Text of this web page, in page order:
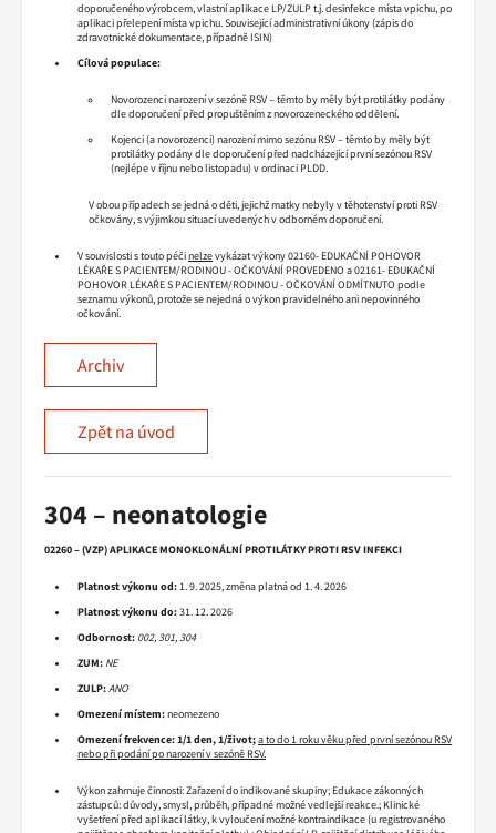
doporučeného výrobcem, vlastní aplikace LP/ZULP t.j. desinfekce místa vpichu, po
aplikaci přelepení místa vpichu. Související administrativní úkony (zápis do
zdravotnické dokumentace, případně ISIN)
Cílová populace:
Novorozenci narození v sezóně RSV – těmto by měly být protilátky podány
dle doporučení před propuštěním z novorozeneckého oddělení.
Kojenci (a novorozenci) narození mimo sezónu RSV – těmto by měly být
protilátky podány dle doporučení před nadcházející první sezónou RSV
(nejlépe v říjnu nebo listopadu) v ordinaci PLDD.
V obou případech se jedná o děti, jejichž matky nebyly v těhotenství proti RSV
očkovány, s výjimkou situací uvedených v odborném doporučení.
V souvislosti s touto péčinelzevykázat výkony 02160- EDUKAČNÍ POHOVOR
LÉKAŘE S PACIENTEM/RODINOU - OČKOVÁNÍ PROVEDENO a 02161- EDUKAČNÍ
POHOVOR LÉKAŘE S PACIENTEM/RODINOU - OČKOVÁNÍ ODMÍTNUTO podle
seznamu výkonů, protože se nejedná o výkon pravidelného ani nepovinného
očkování.
Archiv
Zpět na úvod
304 – neonatologie
02260 – (VZP) APLIKACE MONOKLONÁLNÍ PROTILÁTKY PROTI RSV INFEKCI
Platnost výkonu od:1. 9. 2025, změna platná od 1. 4. 2026
Platnost výkonu do:31. 12. 2026
Odbornost: 002, 301, 304
ZUM: NE
ZULP:ANO
Omezení místem:neomezeno
Omezení frekvence: 1/1 den, 1/život;a to do 1 roku věku před první sezónou RSV
nebo při podání po narození v sezóně RSV.
Výkon zahrnuje činnosti: Zařazení do indikované skupiny; Edukace zákonných
zástupců: důvody, smysl, průběh, případné možné vedlejší reakce.; Klinické
vyšetření před aplikací látky, k vyloučení možné kontraindikace (u registrovaného